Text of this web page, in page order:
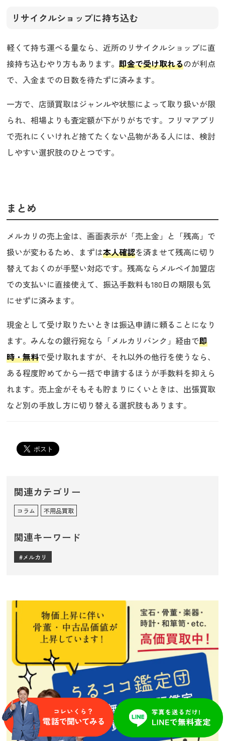
リサイクルショップに持ち込む
軽くて持ち運べる量なら、近所のリサイクルショップに直
接持ち込むやり方もあります。即金で受け取れるのが利点
で、入金までの日数を待たずに済みます。
一方で、店頭買取はジャンルや状態によって取り扱いが限
られ、相場よりも査定額が下がりがちです。フリマアプリ
で売れにくいけれど捨てたくない品物がある人には、検討
しやすい選択肢のひとつです。
まとめ
メルカリの売上金は、画面表示が「売上金」と「残高」で
扱いが変わるため、まずは本人確認を済ませて残高に切り
替えておくのが手堅い対応です。残高ならメルペイ加盟店
での支払いに直接使えて、振込手数料も180日の期限も気
にせずに済みます。
現金として受け取りたいときは振込申請に頼ることになり
ます。みんなの銀行宛なら「メルカリバンク」経由で即
時・無料で受け取れますが、それ以外の他行を使うなら、
ある程度貯めてから一括で申請するほうが手数料を抑えら
れます。売上金がそもそも貯まりにくいときは、出張買取
など別の手放し方に切り替える選択肢もあります。
関連カテゴリー
コラム 不用品買取
関連キーワード
メルカリ